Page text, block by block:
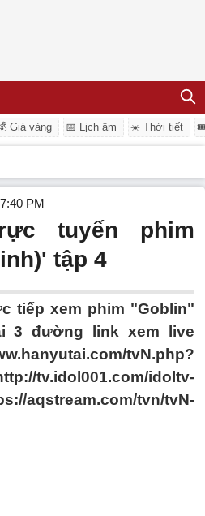
Giá vàng 📅 Lịch âm ☀️ Thời tiết
PM
tuyến phim
tập 4
tiếp xem phim "Goblin"
3 đường link xem live
tvN.php?
tv.idol001.com/idoltv-
aqstream.com/tvn/tvN-